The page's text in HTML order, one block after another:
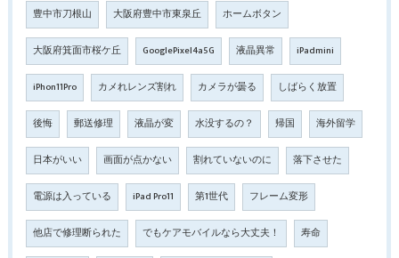
豊中市刀根山 大阪府豊中市東泉丘 ホームボタン
大阪府箕面市桜ケ丘 GooglePixel4a5G 液晶異常 iPadmini
iPhon11Pro カメれレンズ割れ カメラが曇る しばらく放置
後悔 郵送修理 液晶が変 水没するの？ 帰国 海外留学
日本がいい 画面が点かない 割れていないのに 落下させた
電源は入っている iPad Pro11 第1世代 フレーム変形
他店で修理断られた でもケアモバイルなら大丈夫！ 寿命